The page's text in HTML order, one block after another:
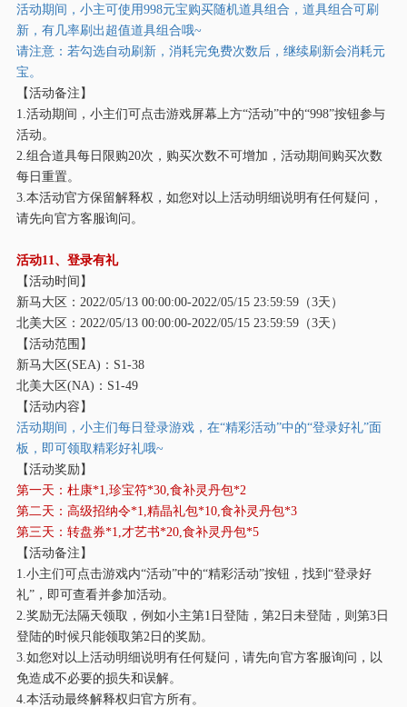
活动期间，小主可使用998元宝购买随机道具组合，道具组合可刷
新，有几率刷出超值道具组合哦~
请注意：若勾选自动刷新，消耗完免费次数后，继续刷新会消耗元
宝。
【活动备注】
1.活动期间，小主们可点击游戏屏幕上方“活动”中的“998”按钮参与
活动。
2.组合道具每日限购20次，购买次数不可增加，活动期间购买次数
每日重置。
3.本活动官方保留解释权，如您对以上活动明细说明有任何疑问，
请先向官方客服询问。
活动11、登录有礼
【活动时间】
新马大区： 2022/05/13 00:00:00-2022/05/15 23:59:59（3天）
北美大区： 2022/05/13 00:00:00-2022/05/15 23:59:59（3天）
【活动范围】
新马大区(SEA)：S1-38
北美大区(NA)：S1-49
【活动内容】
活动期间，小主们每日登录游戏，在“精彩活动”中的“登录好礼”面
板，即可领取精彩好礼哦~
【活动奖励】
第一天：杜康*1,珍宝符*30,食补灵丹包*2
第二天：高级招纳令*1,精晶礼包*10,食补灵丹包*3
第三天：转盘券*1,才艺书*20,食补灵丹包*5
【活动备注】
1.小主们可点击游戏内“活动”中的“精彩活动”按钮，找到“登录好
礼”，即可查看并参加活动。
2.奖励无法隔天领取，例如小主第1日登陆，第2日未登陆，则第3日
登陆的时候只能领取第2日的奖励。
3.如您对以上活动明细说明有任何疑问，请先向官方客服询问，以
免造成不必要的损失和误解。
4.本活动最终解释权归官方所有。